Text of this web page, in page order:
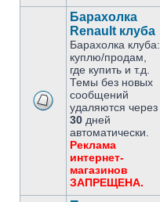
Барахолка
Renault клуба
Барахолка клуба:
куплю/продам,
где купить и т.д.
Темы без новых
сообщений
удаляются через
30 дней
автоматически.
Реклама
интернет-
магазинов
ЗАПРЕЩЕНА.